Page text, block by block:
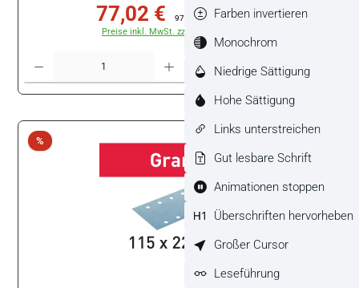
Verkaufspreis:
77,02 € Regulärer Preis:
97,26 €(20.81% gespart)
Preise inkl. MwSt. zzgl. Versandkosten
Packung
%Rabatt
Farben invertieren
Monochrom
Niedrige Sättigung
Hohe Sättigung
Links unterstreichen
Gut lesbare Schrift
Animationen stoppen
Überschriften hervorheben
Großer Cursor
Leseführung